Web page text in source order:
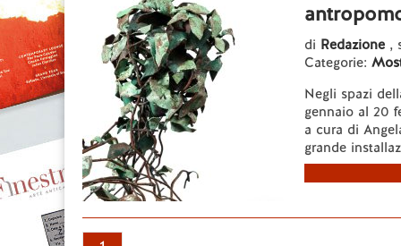
di Redazione ,
Categorie:
Negli spazi
gennaio al 20
a cura di
grande